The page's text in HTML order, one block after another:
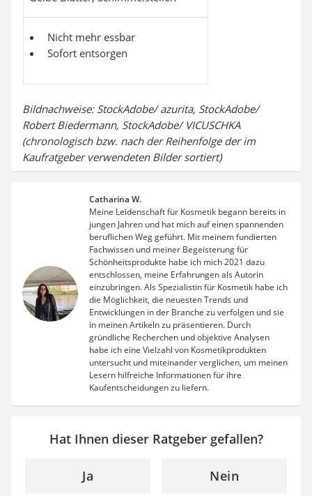
Nicht mehr essbar
Sofort entsorgen
Bildnachweise: StockAdobe/ azurita, StockAdobe/
Robert Biedermann, StockAdobe/ VICUSCHKA
(chronologisch bzw. nach der Reihenfolge der im
Kaufratgeber verwendeten Bilder sortiert)
Catharina W.
Meine Leidenschaft für Kosmetik begann bereits in
jungen Jahren und hat mich auf einen spannenden
beruflichen Weg geführt. Mit meinem fundierten
Fachwissen und meiner Begeisterung für
Schönheitsprodukte habe ich mich 2021 dazu
entschlossen, meine Erfahrungen als Autorin
einzubringen. Als Spezialistin für Kosmetik habe ich
die Möglichkeit, die neuesten Trends und
Entwicklungen in der Branche zu verfolgen und sie
in meinen Artikeln zu präsentieren. Durch
gründliche Recherchen und objektive Analysen
habe ich eine Vielzahl von Kosmetikprodukten
untersucht und miteinander verglichen, um meinen
Lesern hilfreiche Informationen für ihre
Kaufentscheidungen zu liefern.
Hat Ihnen dieser Ratgeber gefallen?
Ja Nein